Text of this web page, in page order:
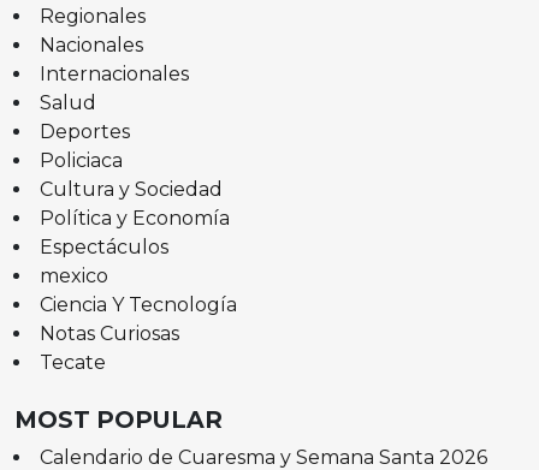
Regionales
Nacionales
Internacionales
Salud
Deportes
Policiaca
Cultura y Sociedad
Política y Economía
Espectáculos
mexico
Ciencia Y Tecnología
Notas Curiosas
Tecate
MOST POPULAR
Calendario de Cuaresma y Semana Santa 2026